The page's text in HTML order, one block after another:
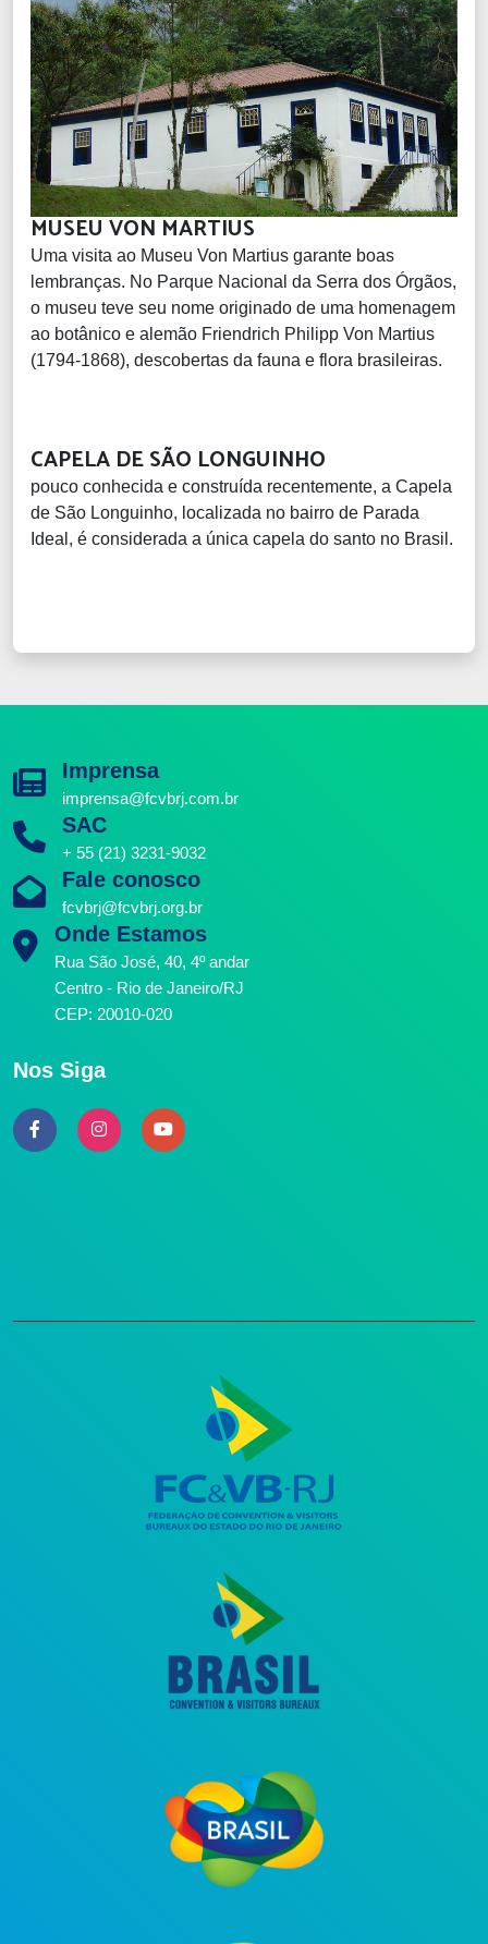
MUSEU VON MARTIUS
Uma visita ao Museu Von Martius garante boas
lembranças. No Parque Nacional da Serra dos Órgãos,
o museu teve seu nome originado de uma homenagem
ao botânico e alemão Friendrich Philipp Von Martius
(1794-1868), descobertas da fauna e flora brasileiras.
CAPELA DE SÃO LONGUINHO
pouco conhecida e construída recentemente, a Capela
de São Longuinho, localizada no bairro de Parada
Ideal, é considerada a única capela do santo no Brasil.
Imprensa
imprensa@fcvbrj.com.br
SAC
+ 55 (21) 3231-9032
Fale conosco
fcvbrj@fcvbrj.org.br
Onde Estamos
Rua São José, 40, 4º andar
Centro - Rio de Janeiro/RJ
CEP: 20010-020
Nos Siga